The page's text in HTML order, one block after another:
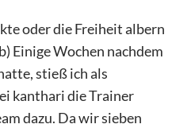
oder die Freiheit albern
Einige Wochen nachdem
stieß ich als
kanthari die Trainer
dazu. Da wir sieben